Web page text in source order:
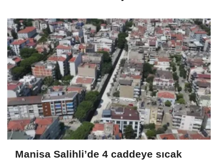
Manisa Salihli’de 4 caddeye sıcak